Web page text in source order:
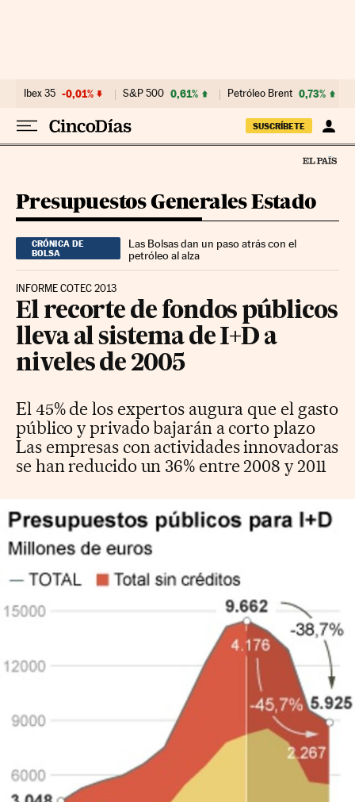
Ibex 35 -0,01% S&P 500 0,61% Petróleo Brent 0,73%
SUSCRÍBETE
Presupuestos Generales Estado
CRÓNICA DE
BOLSA
Las Bolsas dan un paso atrás con el
petróleo al alza
INFORME COTEC 2013
El recorte de fondos públicos
lleva al sistema de I+D a
niveles de 2005
El 45% de los expertos augura que el gasto
público y privado bajarán a corto plazo
Las empresas con actividades innovadoras
se han reducido un 36% entre 2008 y 2011